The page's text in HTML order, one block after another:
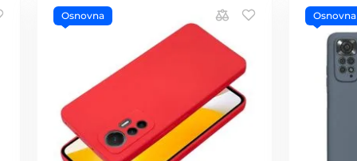
Osnovna Osnovna